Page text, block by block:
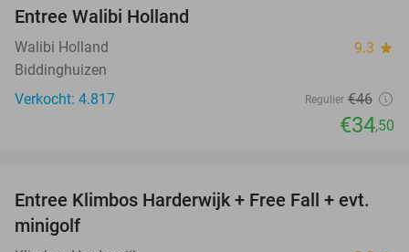
Entree Walibi Holland
Walibi Holland 9.3 star
Biddinghuizen
Verkocht: 4.817
Regulier €46
€34,50
30%
Entree Klimbos Harderwijk + Free Fall + evt.
minigolf